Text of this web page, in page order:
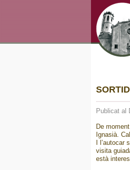
Publicat al
De
Ignasià.
I
visita
està